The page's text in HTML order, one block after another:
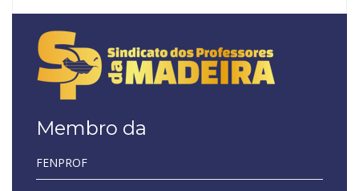
Membro da
FENPROF